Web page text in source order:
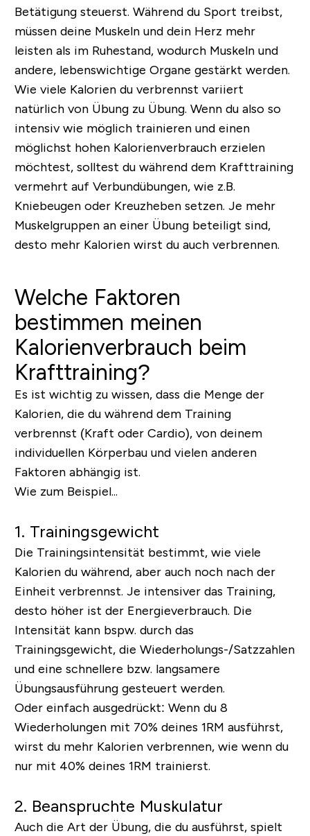
Betätigung steuerst. Während du Sport treibst,
müssen deine Muskeln und dein Herz mehr
leisten als im Ruhestand, wodurch Muskeln und
andere, lebenswichtige Organe gestärkt werden.
Wie viele Kalorien du verbrennst variiert
natürlich von Übung zu Übung. Wenn du also so
intensiv wie möglich trainieren und einen
möglichst hohen Kalorienverbrauch erzielen
möchtest, solltest du während dem Krafttraining
vermehrt auf Verbundübungen,wie z.B.
Kniebeugen oder Kreuzheben setzen. Je mehr
Muskelgruppen an einer Übung beteiligt sind,
desto mehr Kalorien wirst du auch verbrennen.
Welche Faktoren
bestimmen meinen
Kalorienverbrauch beim
Krafttraining?
Es ist wichtig zu wissen, dass die Menge der
Kalorien, die du während dem Training
verbrennst (Kraft oder Cardio), von deinem
individuellen Körperbau und vielen anderen
Faktoren abhängig ist.
Wie zum Beispiel...
1. Trainingsgewicht
Die Trainingsintensität bestimmt, wie viele
Kalorien du während, aber auch noch nach der
Einheit verbrennst. Je intensiver das Training,
desto höher ist der Energieverbrauch. Die
Intensität kann bspw. durch das
Trainingsgewicht, die Wiederholungs-/Satzzahlen
und eine schnellere bzw. langsamere
Übungsausführung gesteuert werden.
Oder einfach ausgedrückt: Wenn du 8
Wiederholungen mit 70% deines 1RM ausführst,
wirst du mehr Kalorien verbrennen, wie wenn du
nur mit 40% deines 1RM trainierst.
2. Beanspruchte Muskulatur
Auch die Art der Übung, die du ausführst, spielt